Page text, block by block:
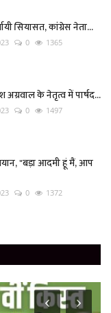
सियासत, कांग्रेस नेता...
0 1365
अग्रवाल के नेतृत्व में पार्षद...
0 1497
"बड़ा आदमी हूं मैं, आप
0 1372